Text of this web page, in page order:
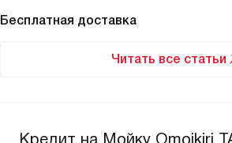
Бесплатная доставка
Читать все статьи
Кредит на Мойку Omoikiri